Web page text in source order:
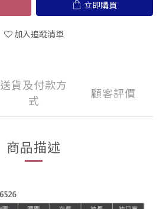
立即購買
加入追蹤清單
送貨及付款方
式
顧客評價
商品描述